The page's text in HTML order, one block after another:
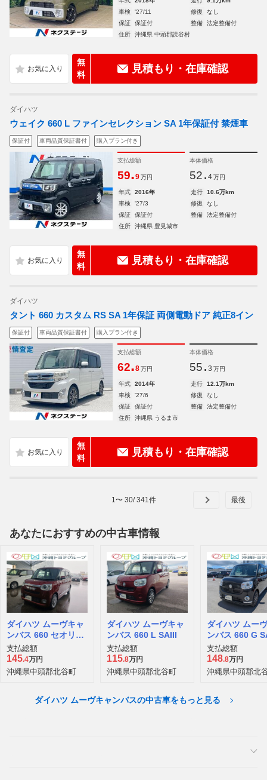
車検
'27/11 修復
なし
保証
保証付 整備
法定整備付
住所
沖縄県 中頭郡読谷村
無
料
見積もり・在庫確認
ダイハツ
ウェイク 660 L ファインセレクション SA 1年保証付 禁煙車
保証付 車両品質保証書付 購入プラン付き
支払総額
59.9 万円
本体価格
52. 4 万円
年式 2016年 走行
10.6万km
車検
'27/3 修復
なし
保証
保証付 整備
法定整備付
住所
沖縄県 豊見城市
無
料
見積もり・在庫確認
ダイハツ
タント 660 カスタム RS SA 1年保証 両側電動ドア 純正8イン
保証付 車両品質保証書付 購入プラン付き
支払総額
62.8 万円
本体価格
55. 3 万円
年式 2014年 走行
12.1万km
車検
'27/6 修復
なし
保証
保証付 整備
法定整備付
住所
沖縄県 うるま市
無
料
見積もり・在庫確認
1 〜 30/341 件
あなたにおすすめの中古車情報
ダイハツ ムーヴキャ
ンバス 660 セオリー
G
支払総額
145.4万円
沖縄県中頭郡北谷町
ダイハツ ムーヴキャ
ンバス 660 L SAIII
支払総額
115.8万円
沖縄県中頭郡北谷町
ダイハツ ムー
ンバス 660 G
支払総額
148.8万円
沖縄県中頭郡北
ダイハツ ムーヴキャンバスの中古車をもっと見る